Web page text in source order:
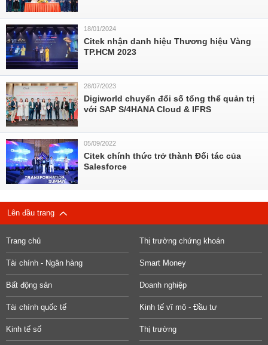
18/01/2024
Citek nhận danh hiệu Thương hiệu Vàng
TP.HCM 2023
28/07/2023
Digiworld chuyển đổi số tổng thể quản trị
với SAP S/4HANA Cloud & IFRS
05/09/2022
Citek chính thức trở thành Đối tác của
Salesforce
Lên đầu trang
Trang chủ Thị trường chứng khoán
Tài chính - Ngân hàng Smart Money
Bất động sản Doanh nghiệp
Tài chính quốc tế Kinh tế vĩ mô - Đầu tư
Kinh tế số Thị trường